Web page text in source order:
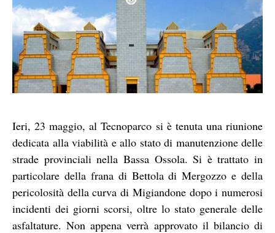
Ieri, 23 maggio, al Tecnoparco si è tenuta una riunione
dedicata alla viabilità e allo stato di manutenzione delle
strade provinciali nella Bassa Ossola. Si è trattato in
particolare della frana di Bettola di Mergozzo e della
pericolosità della curva di Migiandone dopo i numerosi
incidenti dei giorni scorsi, oltre lo stato generale delle
asfaltature. Non appena verrà approvato il bilancio di